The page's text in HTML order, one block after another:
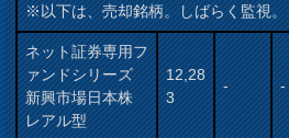
※以下は、売却銘柄。しばらく監視。
ネット証券専用フ
ァンドシリーズ
新興市場日本株
レアル型
12,28
3
- -